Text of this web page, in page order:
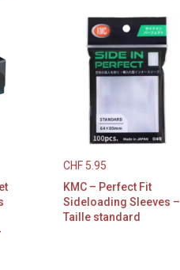
CHF 5.95
KMC – Perfect Fit
Sideloading Sleeves –
Taille standard